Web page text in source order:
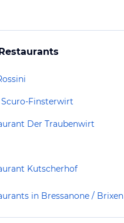
Finsterwirt
Der Traubenwirt
Kutscherhof
in Bressanone / Brixen